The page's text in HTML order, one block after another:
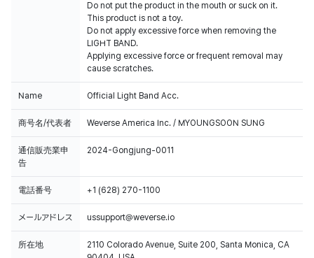
Do not put the product in the mouth or suck on it.
This product is not a toy.
Do not apply excessive force when removing the
LIGHT BAND.
Applying excessive force or frequent removal may
cause scratches.
Name Official Light Band Acc.
商号名/代表者 Weverse America Inc. / MYOUNGSOON SUNG
通信販売業申
告
2024-Gongjung-0011
電話番号 +1 (628) 270-1100
メールアドレス ussupport@weverse.io
所在地
2110 Colorado Avenue, Suite 200, Santa Monica, CA